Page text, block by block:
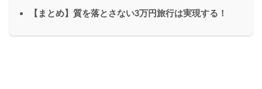
【まとめ】質を落とさない3万円旅行は実現する！